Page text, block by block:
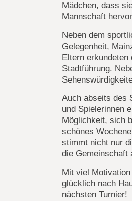
Mädchen, dass
Mannschaft
Neben dem
Gelegenheit,
Eltern
Stadtführung.
Auch abseits des
und Spielerinnen
Möglichkeit, sich
schönes
stimmt nicht nur
die Gemeinschaft
Mit viel
glücklich nach
nächsten Turnier!